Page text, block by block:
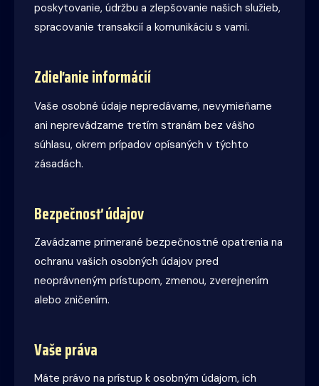
poskytovanie, údržbu a zlepšovanie našich služieb,
spracovanie transakcií a komunikáciu s vami.
Zdieľanie informácií
Vaše osobné údaje nepredávame, nevymieňame
ani neprevádzame tretím stranám bez vášho
súhlasu, okrem prípadov opísaných v týchto
zásadách.
Bezpečnosť údajov
Zavádzame primerané bezpečnostné opatrenia na
ochranu vašich osobných údajov pred
neoprávneným prístupom, zmenou, zverejnením
alebo zničením.
Vaše práva
Máte právo na prístup k osobným údajom, ich